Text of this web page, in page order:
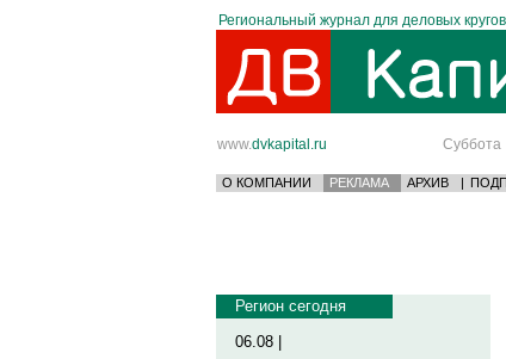
Региональный журнал для деловых
www.dvkapital.ru Суббота
О КОМПАНИИ РЕКЛАМА АРХИВ |
Регион сегодня
06.08 |